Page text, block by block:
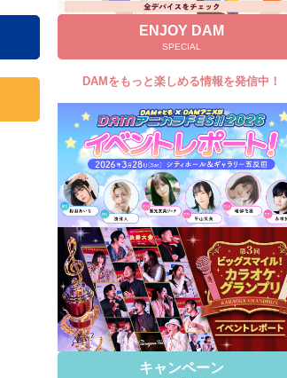
カラオケ最新情報をチェック！
自宅でカラオケ歌い放題！
家族や友達と一緒に！練習にも！
ENJOY DAM
SPECIAL
DAMをもっと楽しめる情報を発信中！
キャンペーン